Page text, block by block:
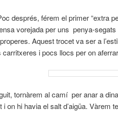
férem el primer “extra
vorejada per uns penya-
Aquest trocet va ser a
carritxeres i pocs llocs per on
tornàrem al camí per anar a
i on hi havia el salt d’aigüa. Vàrem